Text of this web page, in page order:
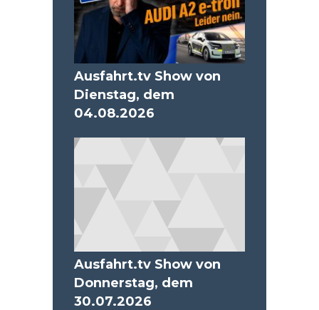
Ausfahrt.tv Show von
Dienstag, dem
04.08.2026
Ausfahrt.tv Show von
Donnerstag, dem
30.07.2026